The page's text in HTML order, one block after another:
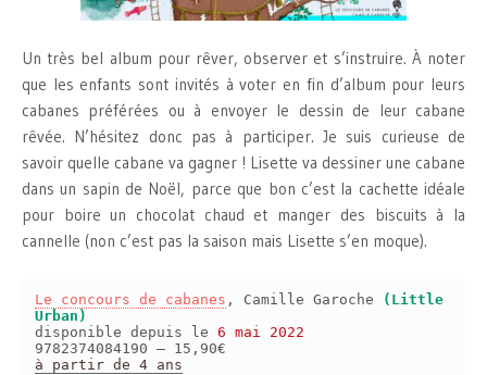
Un très bel album pour rêver, observer et s’instruire. À noter
que les enfants sont invités à voter en fin d’album pour leurs
cabanes préférées ou à envoyer le dessin de leur cabane
rêvée. N’hésitez donc pas à participer. Je suis curieuse de
savoir quelle cabane va gagner ! Lisette va dessiner une cabane
dans un sapin de Noël, parce que bon c’est la cachette idéale
pour boire un chocolat chaud et manger des biscuits à la
cannelle (non c’est pas la saison mais Lisette s’en moque).
Le concours de cabanes , Camille Garoche
(Little
Urban)
disponible depuis le 6 mai 2022
9782374084190 – 15,90€
à partir de 4 ans